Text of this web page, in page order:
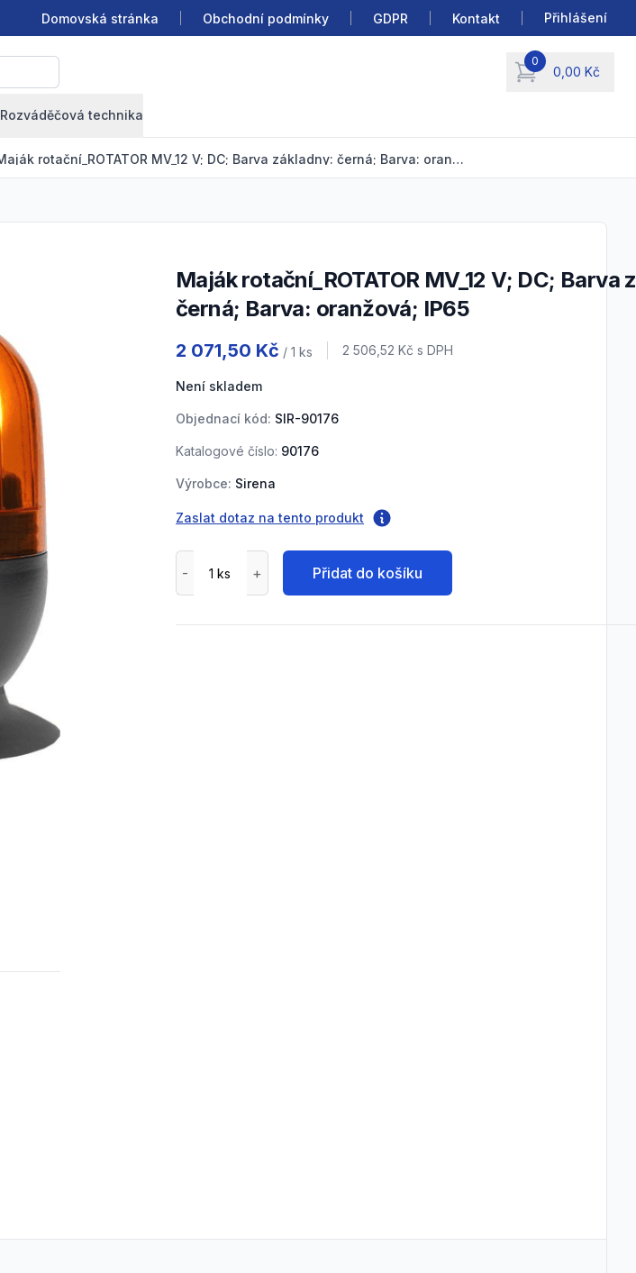
Domovská stránka Obchodní podmínky GDPR Kontakt Přihlášení
0
0,00 Kč
items in cart, view
Rozváděčová technika
Maják rotační_ROTATOR MV_12 V; DC; Barva základny: černá; Barva: oranžová; IP65
Maják rotační_ROTATOR MV_12 V; DC; Barva základny:
černá; Barva: oranžová; IP65
2 071,50 Kč / 1 ks Cena s DPH
2 506,52 Kč s DPH
Není skladem
Objednací kód: SIR-90176
Katalogové číslo: 90176
Výrobce: Sirena
Zaslat dotaz na tento produkt
Přidat do košíku